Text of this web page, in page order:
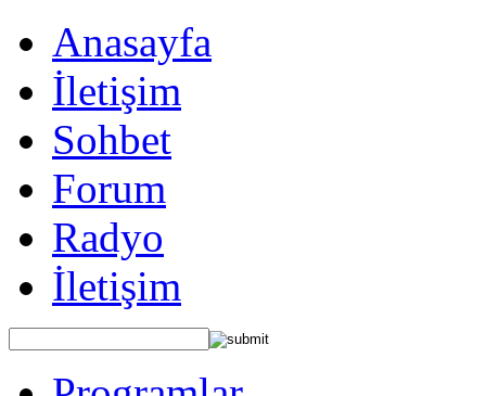
Anasayfa
İletişim
Sohbet
Forum
Radyo
İletişim